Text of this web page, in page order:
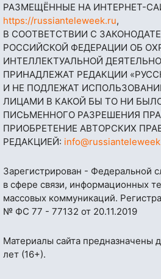
РАЗМЕЩЁННЫЕ НА ИНТЕРНЕТ-
https://russianteleweek.ru,
В СООТВЕТСТВИИ С
РОССИЙСКОЙ ФЕДЕРАЦИИ ОБ
ИНТЕЛЛЕКТУАЛЬНОЙ
ПРИНАДЛЕЖАТ РЕДАКЦИИ
И НЕ ПОДЛЕЖАТ
ЛИЦАМИ В КАКОЙ БЫ ТО НИ
ПИСЬМЕННОГО РАЗРЕШЕНИЯ
ПРИОБРЕТЕНИЕ АВТОРСКИХ
РЕДАКЦИЕЙ:
Зарегистрирован - Федеральной
в сфере связи, информационных
массовых коммуникаций.
№ ФС 77 - 77132 от 20.11.2019
Материалы сайта предназначены
лет (16+).